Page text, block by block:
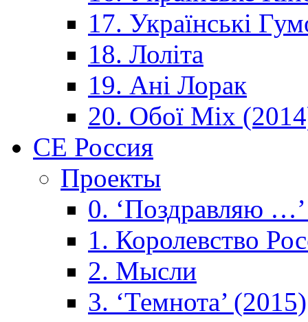
17. Українські
18. Лоліта
19. Ані Лорак
20. Обої Mix
CE Россия
Проекты
0. ‘Поздравляю
1. Королевствo
2. Мысли
3. ‘Темнота’ (2015)